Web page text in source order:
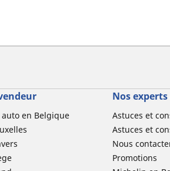
en Belgique
Nos
Astuces et
Astuces et
Nous
Promotions